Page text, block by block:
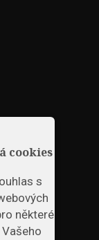
cookies
s
některé